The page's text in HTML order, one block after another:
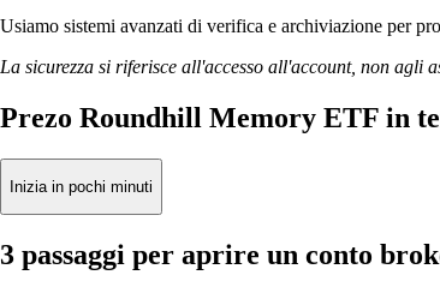
Usiamo sistemi avanzati di verifica e archiviazione per
La sicurezza si riferisce all'accesso all'account, non
Prezo Roundhill Memory ETF in
Inizia in pochi minuti
3 passaggi per aprire un conto